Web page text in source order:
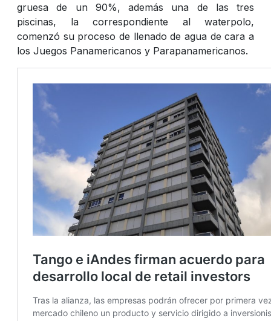
gruesa de un 90%, además una de las tres
piscinas, la correspondiente al waterpolo,
comenzó su proceso de llenado de agua de cara a
los Juegos Panamericanos y Parapanamericanos.